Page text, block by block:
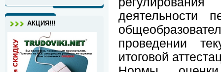
АКЦИЯ!!!
деятельности
проведении
итоговой